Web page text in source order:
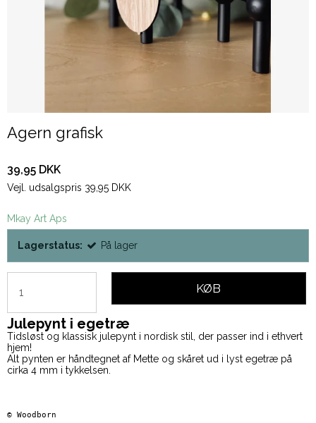
Agern grafisk
39,95 DKK
Vejl. udsalgspris 39,95 DKK
Mkay Art Aps
Lagerstatus: På lager
KØB
Julepynt i egetræ
Tidsløst og klassisk julepynt i nordisk stil, der passer ind i ethvert
hjem!
Alt pynten er håndtegnet af Mette og skåret ud i lyst egetræ på
cirka 4 mm i tykkelsen.
© Woodborn